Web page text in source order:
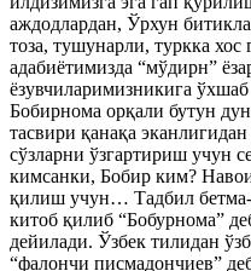
аждодлардан, Ўрхун
тоза, тушунарли, туркка
адабиётимизда “мўдирн”
ёзувчиларимизникига
Бобирнома орқали бутун
тасвири қанақа
сўзларни ўзгартириш учун
кимсанки, Бобир ким?
қилиш учун… Тадбил бетма-
китоб қилиб “Бобурнома”
дейилади. Ўзбек тилидан
“фалончи писмадончиев”